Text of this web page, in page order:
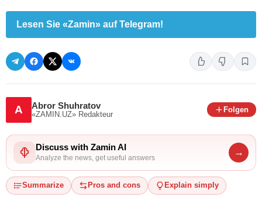
Lesen Sie «Zamin» auf Telegram!
A Abror Shuhratov
«ZAMIN.UZ» Redakteur
Folgen
Discuss with Zamin AI
Analyze the news, get useful answers
→
Summarize Pros and cons Explain simply